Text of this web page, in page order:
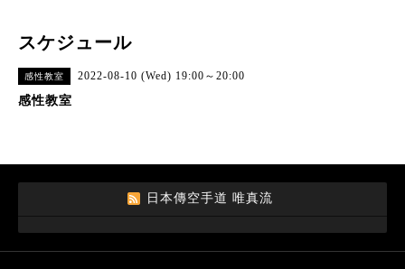
スケジュール
感性教室 2022-08-10 (Wed) 19:00～20:00
感性教室
日本傳空手道 唯真流